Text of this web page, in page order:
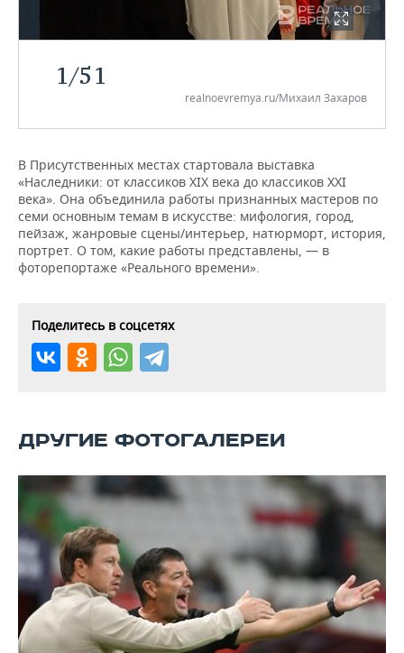
ЭНЕРГЕТИКА
РОЗНИЧНАЯ ТОРГОВЛЯ
ТРАНСПОРТ
НОВОСТИ ТЕХНОЛОГИЙ
ТЕЛЕКОММУНИКАЦИИ
МЕРОПРИЯТИЯ
НОВОСТИ МЕРОПРИЯТИЙ
БИЗНЕС-БРАНЧИ
ONLINE-КОНФЕРЕНЦИИ
ОТКРЫТАЯ ЛЕКЦИЯ
СПОРТ
ФУТБОЛ
ХОККЕЙ
БАСКЕТБОЛ
КИБЕРСПОРТ
ФИГУРНОЕ КАТАНИЕ
ХОККЕЙ С МЯЧОМ
НОВОСТИ ОБЩЕСТВА
ВЛАСТЬ
ИНФРАСТРУКТУРА
КУЛЬТУРА
МЕДИЦИНА
ПРОИСШЕСТВИЯ
ФОТОГАЛЕРЕЯ
СЮЖЕТЫ
СПРАВОЧНИК
СПИСОК КОМПАНИЙ
1/51
realnoevremya.ru/Михаил Захаров
В Присутственных местах стартовала выставка
«Наследники: от классиков XIX века до классиков XXI
века». Она объединила работы признанных мастеров по
семи основным темам в искусстве: мифология, город,
пейзаж, жанровые сцены/интерьер, натюрморт, история,
портрет. О том, какие работы представлены, — в
фоторепортаже «Реального времени».
Поделитесь в соцсетях
ДРУГИЕ ФОТОГАЛЕРЕИ